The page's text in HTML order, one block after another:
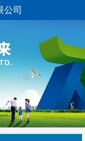
公司